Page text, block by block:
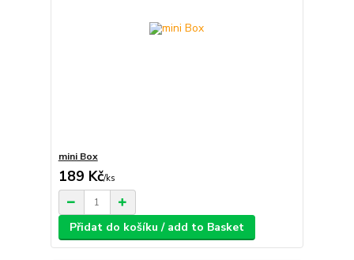
mini Box
189 Kč/ks
Přidat do košíku / add to Basket